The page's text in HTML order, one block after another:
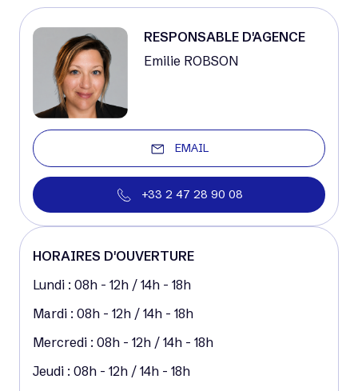
RESPONSABLE D'AGENCE
Emilie ROBSON
EMAIL
+33 2 47 28 90 08
HORAIRES D'OUVERTURE
Lundi : 08h - 12h / 14h - 18h
Mardi : 08h - 12h / 14h - 18h
Mercredi : 08h - 12h / 14h - 18h
Jeudi : 08h - 12h / 14h - 18h